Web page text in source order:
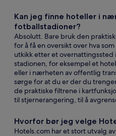
Kan jeg finne hoteller i
fotballstadioner?
Absolutt. Bare bruk den
for å få en oversikt over hva
utkikk etter et overnattingssted
stadionen, for eksempel et
eller i nærheten av offentlig
sørge for at du er der du
de praktiske filtrene i
til stjernerangering, til å
Hvorfor bør jeg velge
Hotels.com har et stort utvalg